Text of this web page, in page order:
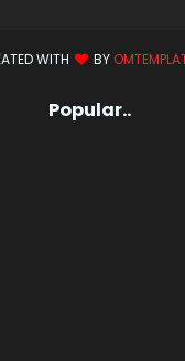
WITH BY
Popular..